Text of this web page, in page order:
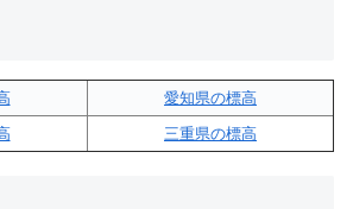
愛知県の標高
三重県の標高